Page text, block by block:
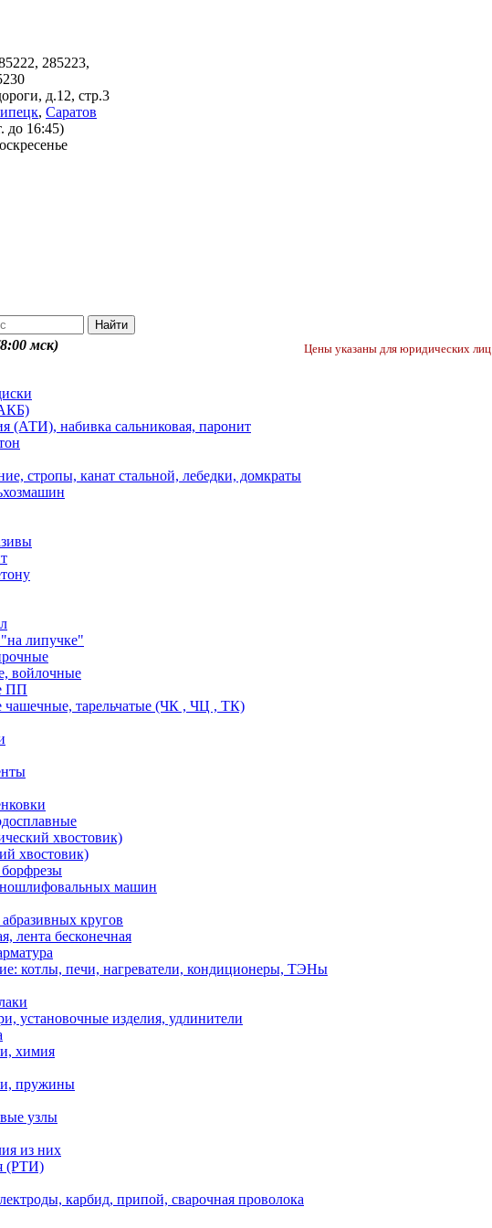
285223,
д.12, стр.3
, Саратов
до 16:45)
мск) Цены указаны для юридических лиц
(АТИ), набивка сальниковая, паронит
стропы, канат стальной, лебедки, домкраты
липучке"
войлочные
ПП
тарельчатые (ЧК , ЧЦ , ТК)
хвостовик)
хвостовик)
машин
кругов
лента бесконечная
котлы, печи, нагреватели, кондиционеры, ТЭНы
установочные изделия, удлинители
химия
пружины
узлы
из них
(РТИ)
карбид, припой, сварочная проволока